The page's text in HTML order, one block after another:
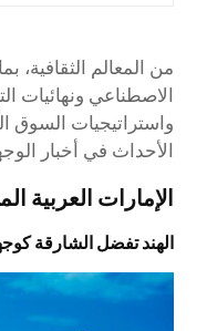
من المعالم الثقافية،
الاصطناعي ونهائيات
واستراتيجيات السوق
الأحداث في أخبار
الإمارات العربية
الهند تفضل الشارقة